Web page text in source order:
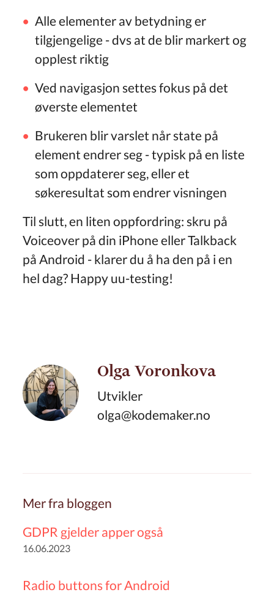
Alle elementer av betydning er
tilgjengelige - dvs at de blir markert og
opplest riktig
Ved navigasjon settes fokus på det
øverste elementet
Brukeren blir varslet når state på
element endrer seg - typisk på en liste
som oppdaterer seg, eller et
søkeresultat som endrer visningen
Til slutt, en liten oppfordring: skru på
Voiceover på din iPhone eller Talkback
på Android - klarer du å ha den på i en
hel dag? Happy uu-testing!
Olga Voronkova
Utvikler
olga@kodemaker.no
Mer fra bloggen
GDPR gjelder apper også
16.06.2023
Radio buttons for Android